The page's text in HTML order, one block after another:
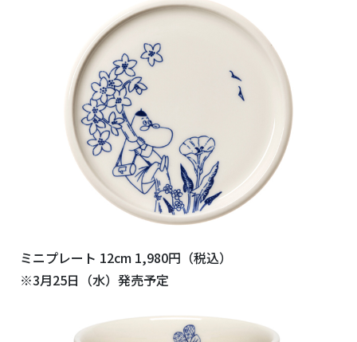
ミニプレート 12cm 1,980円（税込）
※3月25日（水）発売予定